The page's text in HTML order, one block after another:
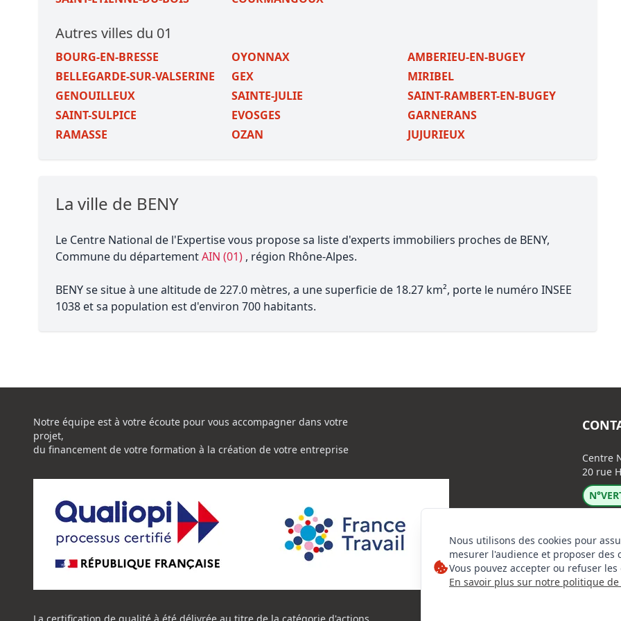
Autres villes du 01
BOURG-EN-BRESSE OYONNAX
AMBERIEU-EN-BUGEY
BELLEGARDE-SUR-VALSERINE
GEX
MIRIBEL
GENOUILLEUX
SAINTE-JULIE
SAINT-RAMBERT-EN-BUGEY
SAINT-SULPICE
EVOSGES
GARNERANS
RAMASSE
OZAN JUJURIEUX
La ville de BENY
Le Centre National de l'Expertise vous propose sa liste d'experts immobiliers proches de BENY,
Commune du départementAIN (01) , région Rhône-Alpes.
BENY se situe à une altitude de 227.0 mètres, a une superficie de 18.27 km², porte le numéro INSEE
1038 et sa population est d'environ 700 habitants.
Nous utilisons des cookies pour
mesurer l'audience et proposer des
Vous pouvez accepter ou refuser
En savoir plus sur notre politique
Notre équipe est à votre écoute pour vous accompagner dans votre
projet,
du financement de votre formation à la création de votre entreprise
Centre
20 rue